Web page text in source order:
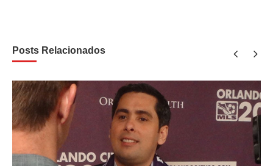
Posts Relacionados